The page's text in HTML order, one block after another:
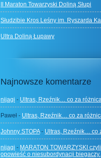
II Maraton Towarzyski Doliną Słupi
Słudzibie Kros Leśny im. Ryszarda
Ultra Doliną Łupawy
Najnowsze komentarze
nijagi - Ultras, Rzeźnik… co za
Paweł - Ultras, Rzeźnik… co za
Johnny STOPA- Ultras, Rzeźnik… co
nijagi - MARATON TOWARZYSKI
opowieść o niesubordynacji biegaczy.